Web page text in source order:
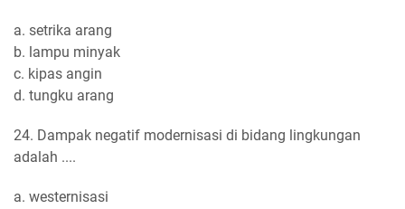
a. setrika arang
b. lampu minyak
c. kipas angin
d. tungku arang
24. Dampak negatif modernisasi di bidang lingkungan
adalah ....
a. westernisasi